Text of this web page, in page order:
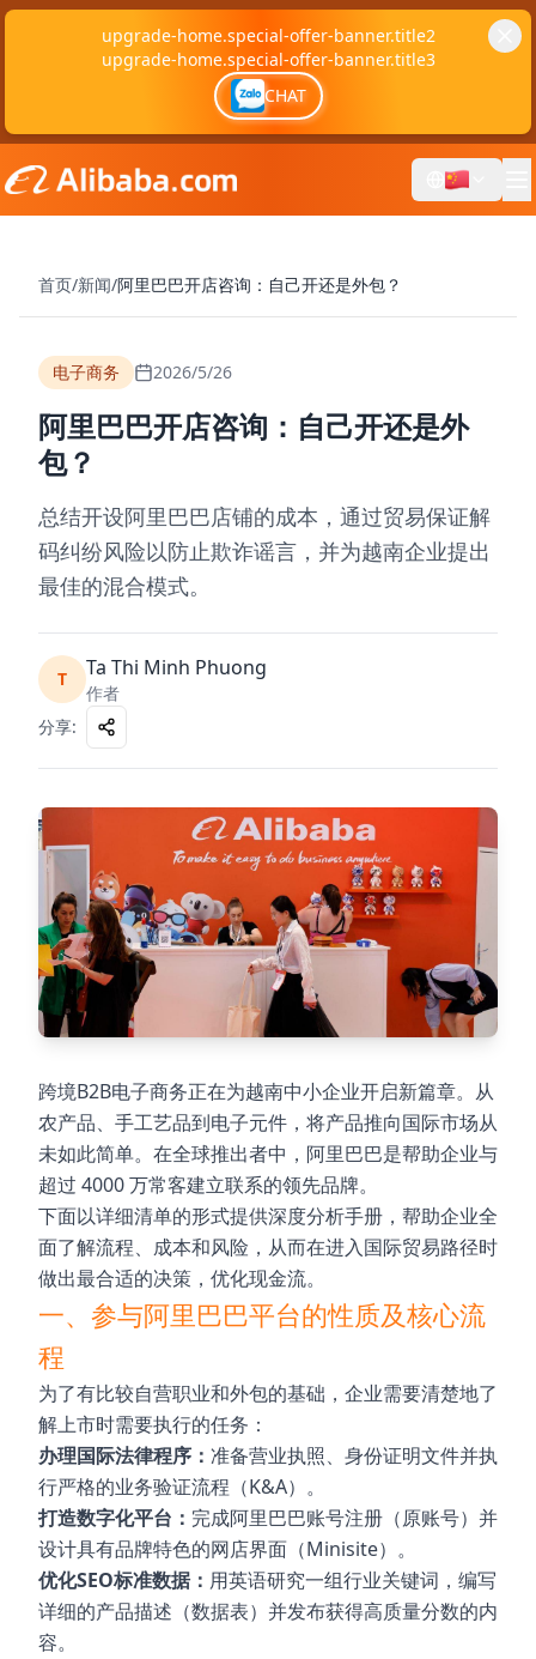
upgrade-home.special-offer-banner.title2
upgrade-home.special-offer-banner.title3
CHAT
首页/新闻/阿里巴巴开店咨询：自己开还是外包？
电子商务 2026/5/26
阿里巴巴开店咨询：自己开还是外
包？
总结开设阿里巴巴店铺的成本，通过贸易保证解
码纠纷风险以防止欺诈谣言，并为越南企业提出
最佳的混合模式。
T Ta Thi Minh Phuong
作者
分享:
跨境B2B电子商务正在为越南中小企业开启新篇章。从
农产品、手工艺品到电子元件，将产品推向国际市场从
未如此简单。在全球推出者中，阿里巴巴是帮助企业与
超过 4000 万常客建立联系的领先品牌。
下面以详细清单的形式提供深度分析手册，帮助企业全
面了解流程、成本和风险，从而在进入国际贸易路径时
做出最合适的决策，优化现金流。
一、参与阿里巴巴平台的性质及核心流
程
为了有比较自营职业和外包的基础，企业需要清楚地了
解上市时需要执行的任务：
办理国际法律程序： 准备营业执照、身份证明文件并执
行严格的业务验证流程（K&A）。
打造数字化平台： 完成阿里巴巴账号注册（原账号）并
设计具有品牌特色的网店界面（Minisite）。
优化SEO标准数据： 用英语研究一组行业关键词，编写
详细的产品描述（数据表）并发布获得高质量分数的内
容。